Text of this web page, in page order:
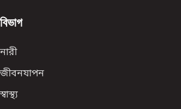
বিভাগ
নারী
জীবনযাপন
স্বাস্থ্য